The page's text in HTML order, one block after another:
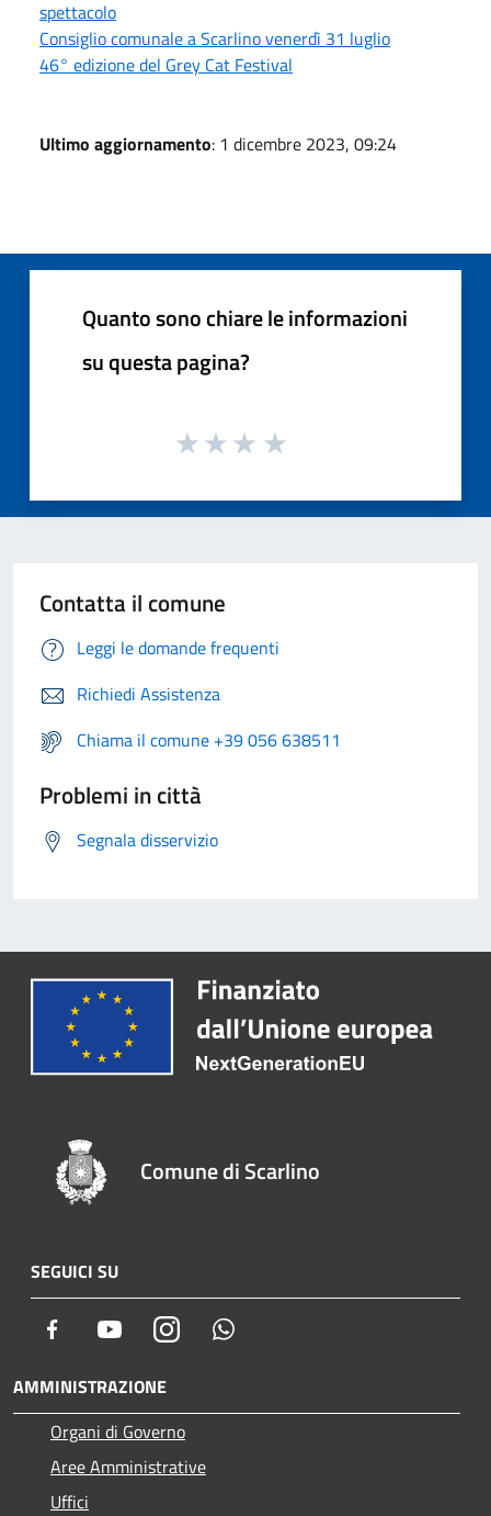
spettacolo
Consiglio comunale a Scarlino venerdì 31 luglio
46° edizione del Grey Cat Festival
Ultimo aggiornamento: 1 dicembre 2023, 09:24
Quanto sono chiare le informazioni
su questa pagina?
Contatta il comune
Leggi le domande frequenti
Richiedi Assistenza
Chiama il comune +39 056 638511
Problemi in città
Segnala disservizio
Comune di Scarlino
SEGUICI SU
Facebook YoutubeInstagram
AMMINISTRAZIONE
Organi di Governo
Aree Amministrative
Uffici